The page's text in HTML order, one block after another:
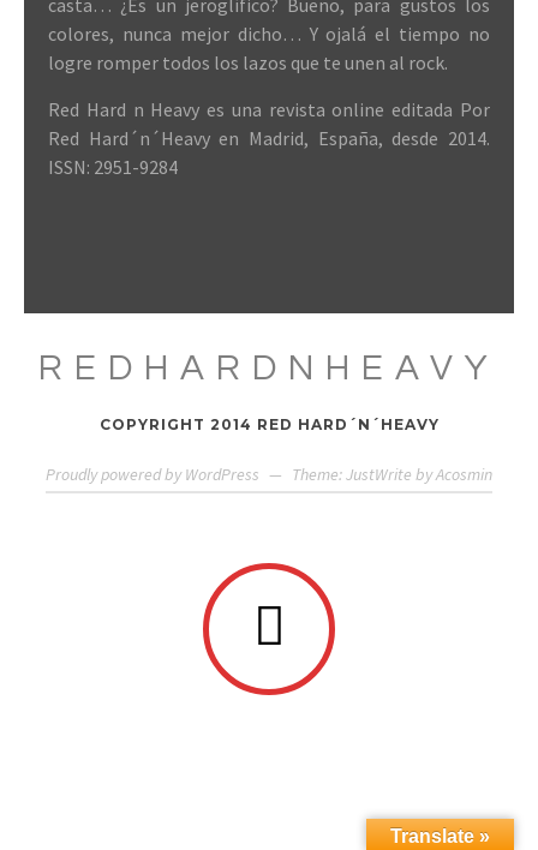
casta… ¿Es un jeroglífico? Bueno, para gustos los
colores, nunca mejor dicho… Y ojalá el tiempo no
logre romper todos los lazos que te unen al rock.
Red Hard n Heavy es una revista online editada Por
Red Hard´n´Heavy en Madrid, España, desde 2014.
ISSN: 2951-9284
REDHARDNHEAVY
COPYRIGHT 2014 RED HARD´N´HEAVY
Proudly powered by WordPress — Theme: JustWrite byAcosmin
Translate »